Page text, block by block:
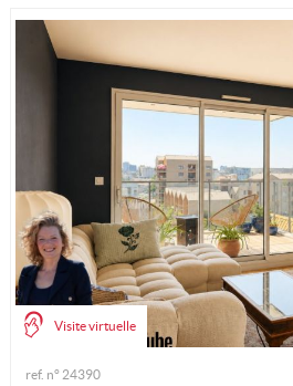
Visite virtuelle
ref. n° 24390